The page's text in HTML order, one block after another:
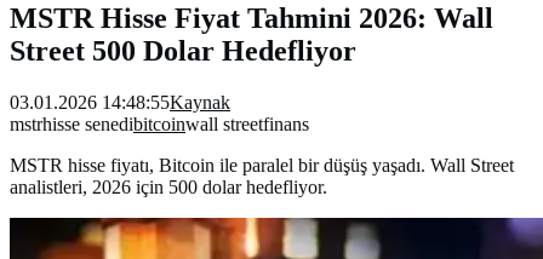
MSTR Hisse Fiyat Tahmini 2026: Wall
Street 500 Dolar Hedefliyor
03.01.2026 14:48:55Kaynak
mstrhisse senedibitcoinwall streetfinans
MSTR hisse fiyatı, Bitcoin ile paralel bir düşüş yaşadı. Wall Street
analistleri, 2026 için 500 dolar hedefliyor.